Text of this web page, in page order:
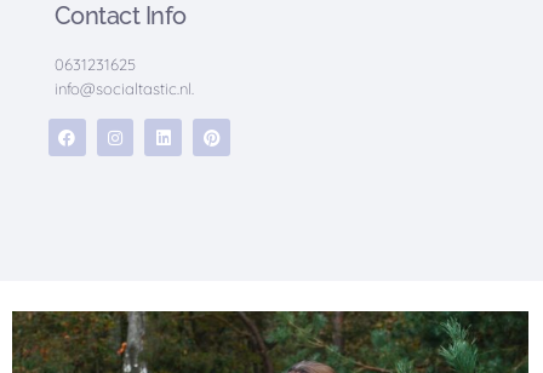
Contact Info
0631231625
info@socialtastic.nl.